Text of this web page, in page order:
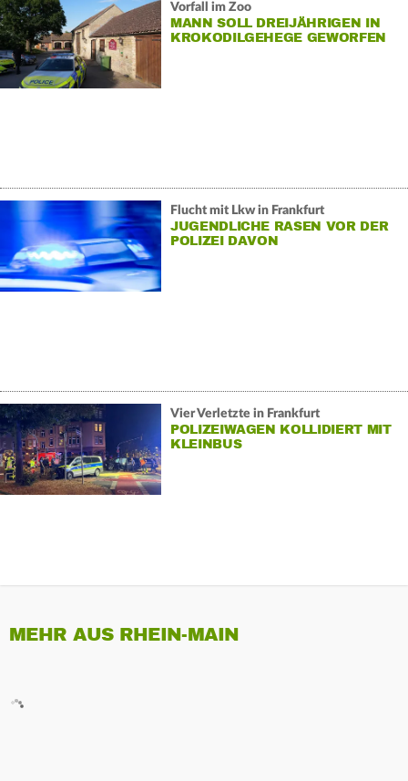
Vorfall im Zoo
MANN SOLL DREIJÄHRIGEN IN
KROKODILGEHEGE GEWORFEN
Flucht mit Lkw in Frankfurt
JUGENDLICHE RASEN VOR DER
POLIZEI DAVON
Vier Verletzte in Frankfurt
POLIZEIWAGEN KOLLIDIERT MIT
KLEINBUS
MEHR AUS RHEIN-MAIN